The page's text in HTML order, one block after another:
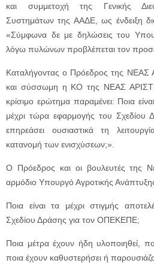
και συμμετοχή της Γενικής
Συστημάτων της ΑΑΔΕ, ως ένδειξη
«Σύμφωνα δε με δηλώσεις του
λόγω πυλώνων προβλέπεται τον
Καταλήγοντας ο Πρόεδρος της ΝΕΑΣ
και σύσσωμη η ΚΟ της ΝΕΑΣ
κρίσιμο ερώτημα παραμένει: Ποια
μέχρι τώρα εφαρμογής του
επηρεάσει ουσιαστικά τη
κατανομή των ενισχύσεων;».
Ο Πρόεδρος και οι βουλευτές της
αρμόδιο Υπουργό Αγροτικής
Ποια είναι τα μέχρι στιγμής
Σχεδίου Δράσης για τον ΟΠΕΚΕΠΕ;
Ποια μέτρα έχουν ήδη υλοποιηθεί,
ποια έχουν καθυστερήσει ή